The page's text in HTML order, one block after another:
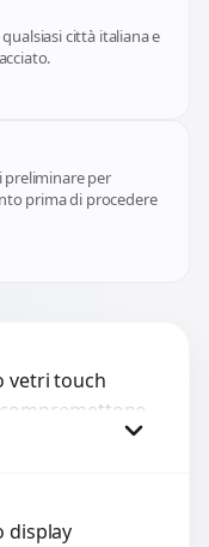
città italiana e
preliminare per
prima di procedere
vetri touch
ricambi
display